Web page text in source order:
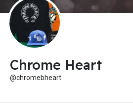
Chrome Heart
@chromebheart